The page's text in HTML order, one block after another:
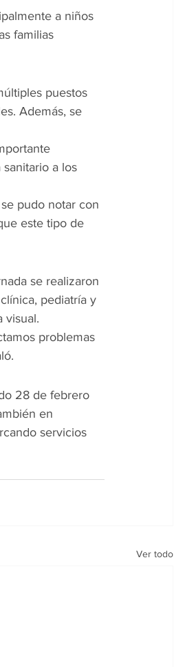
a niños
familias
puestos
Además, se
a los
pudo notar con
este tipo de
se realizaron
pediatría y
visual.
problemas
28 de febrero
en
servicios
Ver todo